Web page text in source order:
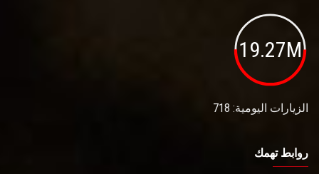
19.27M
الزيارات اليومية: 718
روابط تهمك